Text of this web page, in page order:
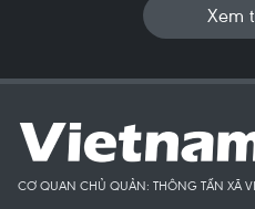
Xem
CƠ QUAN CHỦ QUẢN: THÔNG TẤN XÃ